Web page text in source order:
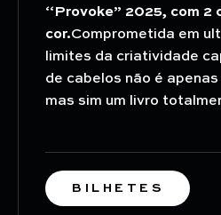
“Provoke” 2025, com 2
cor.Comprometida em
limites da criatividade
de cabelos não é
mas sim um livro
BILHETES